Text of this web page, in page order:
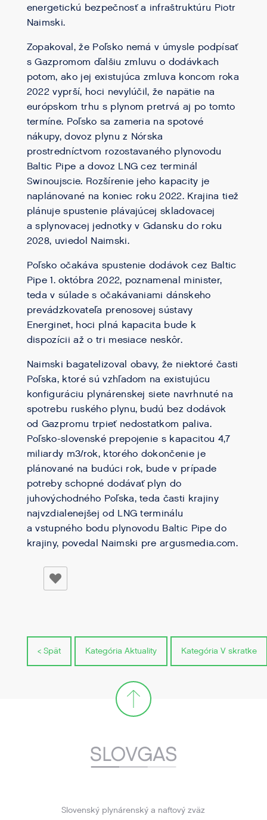
energetickú bezpečnosť a infraštruktúru Piotr
Naimski.
Zopakoval, že Poľsko nemá v úmysle podpísať
s Gazpromom ďalšiu zmluvu o dodávkach
potom, ako jej existujúca zmluva koncom roka
2022 vyprší, hoci nevylúčil, že napätie na
európskom trhu s plynom pretrvá aj po tomto
termíne. Poľsko sa zameria na spotové
nákupy, dovoz plynu z Nórska
prostredníctvom rozostavaného plynovodu
Baltic Pipe a dovoz LNG cez terminál
Swinoujscie. Rozšírenie jeho kapacity je
naplánované na koniec roku 2022. Krajina tiež
plánuje spustenie plávajúcej skladovacej
a splynovacej jednotky v Gdansku do roku
2028, uviedol Naimski.
Poľsko očakáva spustenie dodávok cez Baltic
Pipe 1. októbra 2022, poznamenal minister,
teda v súlade s očakávaniami dánskeho
prevádzkovateľa prenosovej sústavy
Energinet, hoci plná kapacita bude k
dispozícii až o tri mesiace neskôr.
Naimski bagatelizoval obavy, že niektoré časti
Poľska, ktoré sú vzhľadom na existujúcu
konfiguráciu plynárenskej siete navrhnuté na
spotrebu ruského plynu, budú bez dodávok
od Gazpromu trpieť nedostatkom paliva.
Poľsko-slovenské prepojenie s kapacitou 4,7
miliardy m3/rok, ktorého dokončenie je
plánované na budúci rok, bude v prípade
potreby schopné dodávať plyn do
juhovýchodného Poľska, teda časti krajiny
najvzdialenejšej od LNG terminálu
a vstupného bodu plynovodu Baltic Pipe do
krajiny, povedal Naimski pre argusmedia.com.
< Spät Kategória Aktuality Kategória V skratke
Slovenský plynárenský a naftový zväz